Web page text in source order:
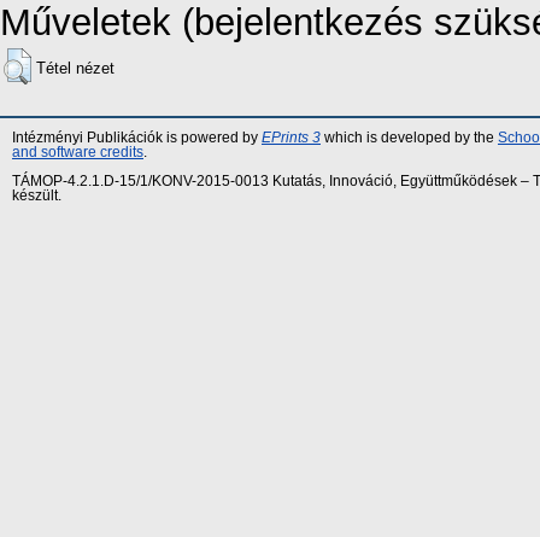
Műveletek (bejelentkezés
Tétel nézet
Intézményi Publikációk is powered by EPrints 3 which is developed by the
and software credits
TÁMOP-4.2.1.D-15/1/KONV-2015-0013 Kutatás, Innováció, Együttműködések
készült.